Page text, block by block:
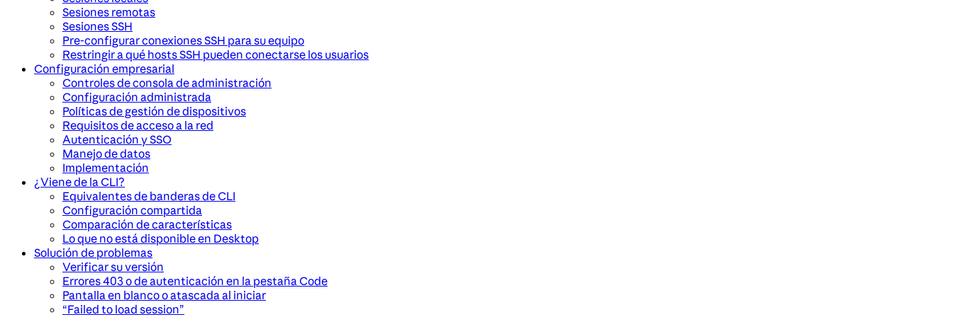
Sesiones remotas
Sesiones SSH
Pre-configurar conexiones SSH para su equipo
Restringir a qué hosts SSH pueden conectarse los usuarios
Configuración empresarial
Controles de consola de administración
Configuración administrada
Políticas de gestión de dispositivos
Requisitos de acceso a la red
Autenticación y SSO
Manejo de datos
Implementación
¿Viene de la CLI?
Equivalentes de banderas de CLI
Configuración compartida
Comparación de características
Lo que no está disponible en Desktop
Solución de problemas
Verificar su versión
Errores 403 o de autenticación en la pestaña Code
Pantalla en blanco o atascada al iniciar
“Failed to load session”